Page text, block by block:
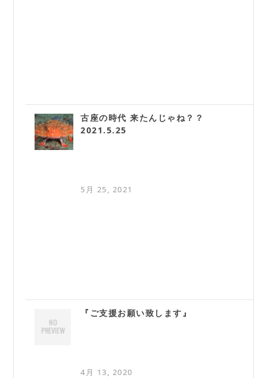
古座の時代 来たんじゃね？？
2021.5.25
5月 25, 2021
『ご支援お願い致します』
4月 13, 2020